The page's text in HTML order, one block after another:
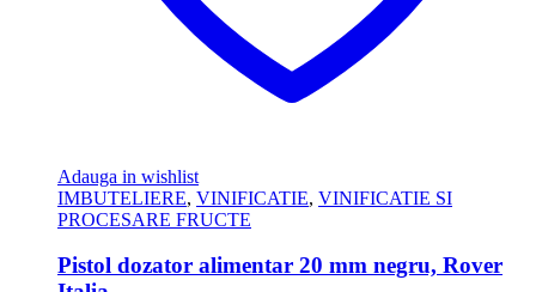
Adauga in wishlist
IMBUTELIERE, VINIFICATIE, VINIFICATIE SI
PROCESARE FRUCTE
Pistol dozator alimentar 20 mm negru, Rover